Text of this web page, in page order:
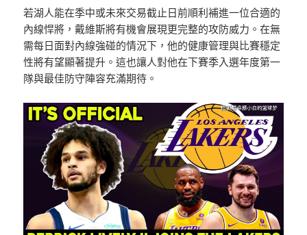
若湖人能在季中或未來交易截止日前順利補進一位合適的
內線悍將，戴維斯將有機會展現更完整的攻防威力。在無
需每日面對內線強碰的情況下，他的健康管理與比賽穩定
性將有望顯著提升。這也讓人對他在下賽季入選年度第一
隊與最佳防守陣容充滿期待。